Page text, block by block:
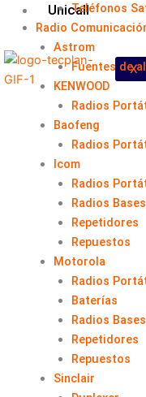
Unicall
X
Teléfonos
Radio
Astrom
Fuentes de
KENWOOD
Radios
Baofeng
Radios
Icom
Radios
Radios Bases
Repetidores
Repuestos
Motorola
Radios
Baterías
Radios Bases
Repetidores
Repuestos
Sinclair